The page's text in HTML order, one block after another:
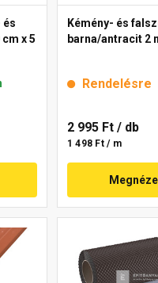
és
x 5
Kémény- és
barna/antracit 2
Rendelésre
2 995 Ft / db
1 498 Ft / m